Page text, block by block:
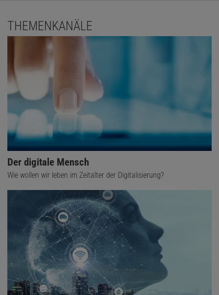
THEMENKANÄLE
Der digitale Mensch
Wie wollen wir leben im Zeitalter der Digitalisierung?